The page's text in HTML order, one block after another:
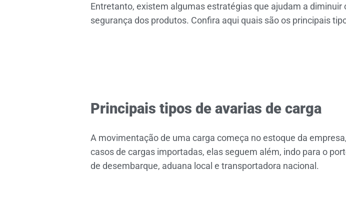
Entretanto, existem algumas estratégias que ajudam a diminuir
segurança dos produtos. Confira aqui quais são os principais
Principais tipos de avarias de carga
A movimentação de uma carga começa no estoque da
casos de cargas importadas, elas seguem além, indo para o
de desembarque, aduana local e transportadora nacional.